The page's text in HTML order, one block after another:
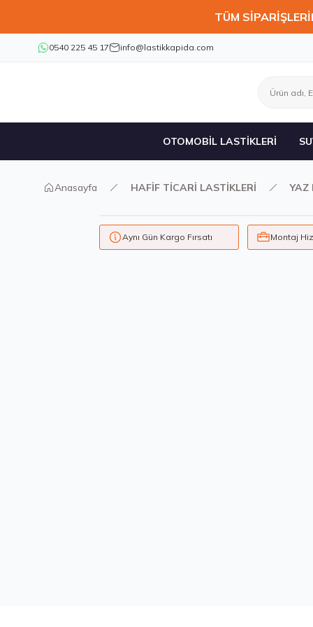
TÜM
0540 225 45 17 info@lastikkapida.com
OTOMOBİL LASTİKLERİ
Anasayfa HAFİF TİCARİ LASTİKLERİ YAZ
Aynı Gün Kargo Fırsatı Montaj